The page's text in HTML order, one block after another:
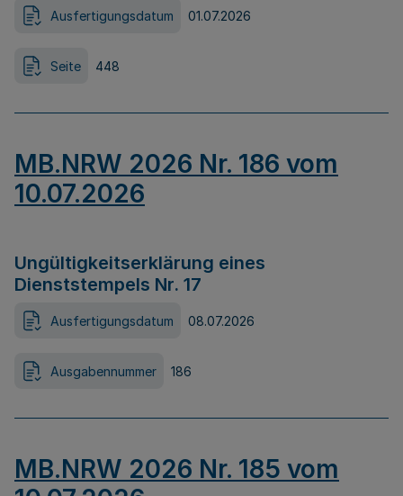
Ausfertigungsdatum 01.07.2026
Seite 448
MB.NRW 2026 Nr. 186 vom
10.07.2026
Ungültigkeitserklärung eines
Dienststempels Nr. 17
Ausfertigungsdatum 08.07.2026
Ausgabennummer 186
MB.NRW 2026 Nr. 185 vom